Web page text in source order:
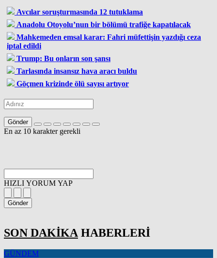
Avcılar soruşturmasında 12 tutuklama
Anadolu Otoyolu’nun bir bölümü trafiğe kapatılacak
Mahkemeden emsal karar: Fahri müfettişin yazdığı ceza
iptal edildi
Trump: Bu onların son şansı
Tarlasında insansız hava aracı buldu
Göçmen krizinde ölü sayısı artıyor
Gönder
En az 10 karakter gerekli
HIZLI YORUM YAP
Gönder
SON DAKİKA HABERLERİ
GÜNDEM